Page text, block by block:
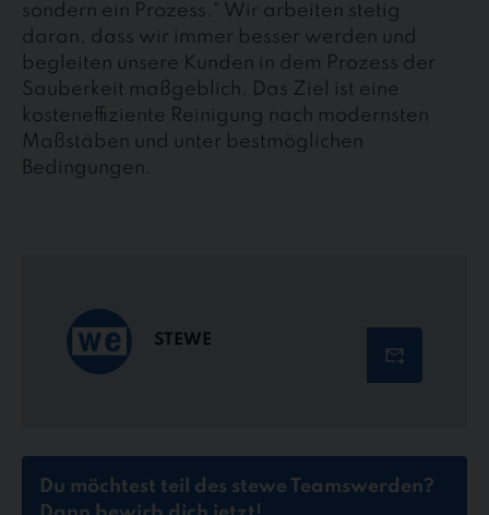
sondern ein Prozess.“ Wir arbeiten stetig
daran, dass wir immer besser werden und
begleiten unsere Kunden in dem Prozess der
Sauberkeit maßgeblich. Das Ziel ist eine
kosteneffiziente Reinigung nach modernsten
Maßstäben und unter bestmöglichen
Bedingungen.
STEWE
Du möchtest teil des stewe Teamswerden?